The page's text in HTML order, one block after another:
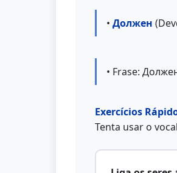
• Должен
• Frase:
Exercícios
Tenta usar o